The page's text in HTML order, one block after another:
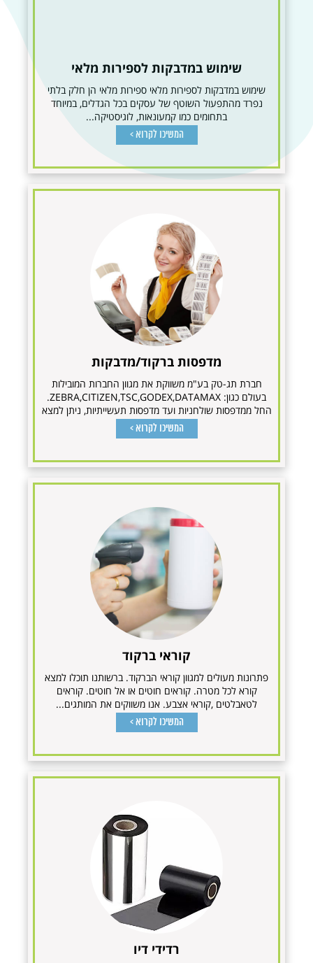
שימוש במדבקות לספירות מלאי
שימוש במדבקות לספירות מלאי ספירות מלאי הן חלק בלתי
נפרד מהתפעול השוטף של עסקים בכל הגדלים, במיוחד
בתחומים כמו קמעונאות, לוגיסטיקה...
המשיכו לקרוא >
מדפסות ברקוד/מדבקות
חברת תג-טק בע"מ משווקת את מגוון החברות המובילות
בעולם כגון: ZEBRA,CITIZEN,TSC,GODEX,DATAMAX.
החל ממדפסות שולחניות ועד מדפסות תעשייתיות, ניתן למצא
רזולוציות הדפסה...
המשיכו לקרוא >
קוראי ברקוד
פתרונות מעולים למגוון קוראי הברקוד. ברשותנו תוכלו למצא
קורא לכל מטרה. קוראים חוטים או אל חוטים. קוראים
לטאבלטים ,קוראי אצבע. אנו משווקים את המותגים...
המשיכו לקרוא >
רדידי דיו